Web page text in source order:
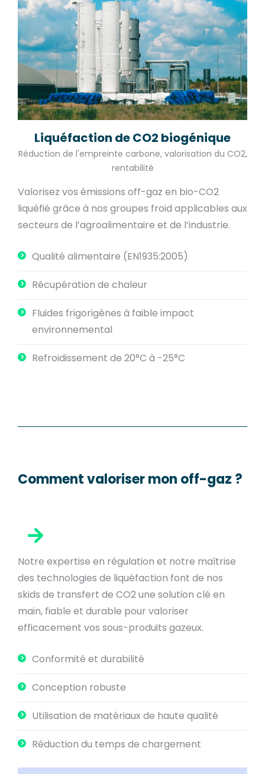
Liquéfaction de CO2 biogénique
Réduction de l'empreinte carbone, valorisation du CO2,
rentabilité
Valorisez vos émissions off-gaz en bio-CO2
liquéfié grâce à nos groupes froid applicables aux
secteurs de l’agroalimentaire et de l’industrie.
Qualité alimentaire (EN1935:2005)
Récupération de chaleur
Fluides frigorigènes à faible impact
environnemental
Refroidissement de 20°C à -25°C
Comment valoriser mon off-gaz ?
Notre expertise en régulation et notre maîtrise
des technologies de liquéfaction font de nos
skids de transfert de CO2 une solution clé en
main, fiable et durable pour valoriser
efficacement vos sous-produits gazeux.
Conformité et durabilité
Conception robuste
Utilisation de matériaux de haute qualité
Réduction du temps de chargement